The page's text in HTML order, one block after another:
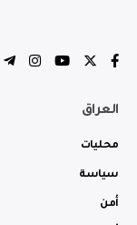
العراق
محليات
سياسة
أمن